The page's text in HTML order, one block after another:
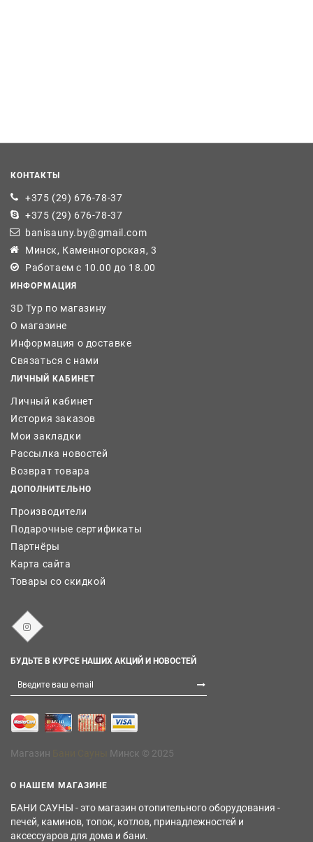
КОНТАКТЫ
+375 (29) 676-78-37
+375 (29) 676-78-37
banisauny.by@gmail.com
Минск, Каменногорская, 3
Работаем с 10.00 до 18.00
ИНФОРМАЦИЯ
3D Тур по магазину
О магазине
Информация о доставке
Связаться с нами
ЛИЧНЫЙ КАБИНЕТ
Личный кабинет
История заказов
Мои закладки
Рассылка новостей
Возврат товара
ДОПОЛНИТЕЛЬНО
Производители
Подарочные сертификаты
Партнёры
Карта сайта
Товары со скидкой
БУДЬТЕ В КУРСЕ НАШИХ АКЦИЙ И НОВОСТЕЙ
Магазин Минск © 2025
О НАШЕМ МАГАЗИНЕ
БАНИ САУНЫ - это магазин отопительного оборудования -
печей, каминов, топок, котлов, принадлежностей и
аксессуаров для дома и бани.